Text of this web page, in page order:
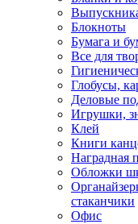
Блокноты
Бумага и
Все для
Глобусы,
Деловые
Игрушки,
Клей
Книги
Наградная
Обложки
стаканчики
Офис